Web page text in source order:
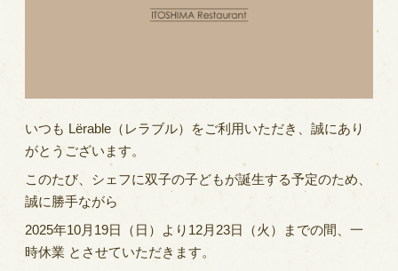
いつも Lërable（レラブル）をご利用いただき、誠にあり
がとうございます。
このたび、シェフに双子の子どもが誕生する予定のため、
誠に勝手ながら
2025年10月19日（日）より12月23日（火）までの間、一
時休業 とさせていただきます。